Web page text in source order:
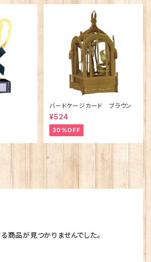
バードケージカード ブラウン
¥524
30%OFF
商品が見つかりませんでした。